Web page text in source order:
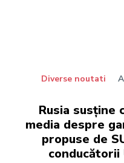
Diverse noutati
Rusia susține
media despre
propuse de